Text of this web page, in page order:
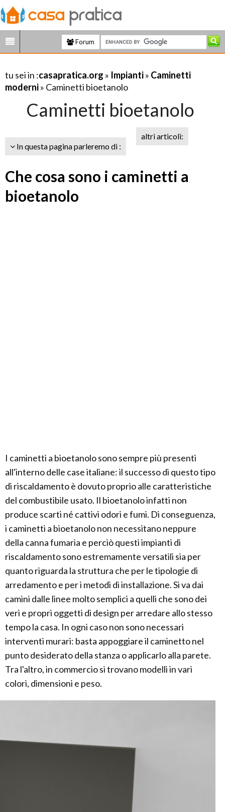
Forum
tu sei in :casapratica.org » Impianti» Caminetti
moderni» Caminetti bioetanolo
Caminetti bioetanolo
In questa pagina parleremo di :
altri articoli:
Che cosa sono i caminetti a
bioetanolo
I caminetti a bioetanolo sono sempre più presenti
all'interno delle case italiane: il successo di questo tipo
di riscaldamento è dovuto proprio alle caratteristiche
del combustibile usato. Il bioetanolo infatti non
produce scarti né cattivi odori e fumi. Di conseguenza,
i caminetti a bioetanolo non necessitano neppure
della canna fumaria e perciò questi impianti di
riscaldamento sono estremamente versatili sia per
quanto riguarda la struttura che per le tipologie di
arredamento e per i metodi di installazione. Si va dai
camini dalle linee molto semplici a quelli che sono dei
veri e propri oggetti di design per arredare allo stesso
tempo la casa. In ogni caso non sono necessari
interventi murari: basta appoggiare il caminetto nel
punto desiderato della stanza o applicarlo alla parete.
Tra l'altro, in commercio si trovano modelli in vari
colori, dimensioni e peso.